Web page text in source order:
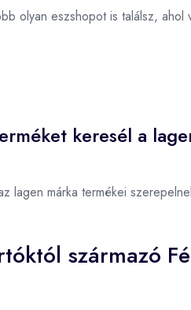
olyan eszshopot is találsz, ahol
keresél a
lagen márka termékei
származó